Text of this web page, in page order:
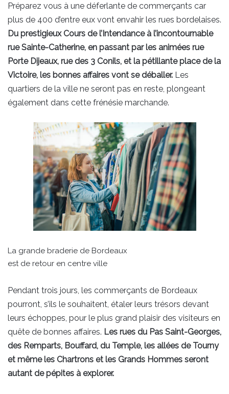
Préparez vous à une déferlante de commerçants car
plus de 400 d’entre eux vont envahir les rues bordelaises.
Du prestigieux Cours de l’Intendance à l’incontournable
rue Sainte-Catherine, en passant par les animées rue
Porte Dijeaux, rue des 3 Conils, et la pétillante place de la
Victoire, les bonnes affaires vont se déballer. Les
quartiers de la ville ne seront pas en reste, plongeant
également dans cette frénésie marchande.
La grande braderie de Bordeaux
est de retour en centre ville
Pendant trois jours, les commerçants de Bordeaux
pourront, s’ils le souhaitent, étaler leurs trésors devant
leurs échoppes, pour le plus grand plaisir des visiteurs en
quête de bonnes affaires. Les rues du Pas Saint-Georges,
des Remparts, Bouffard, du Temple, les allées de Tourny
et même les Chartrons et les Grands Hommes seront
autant de pépites à explorer.